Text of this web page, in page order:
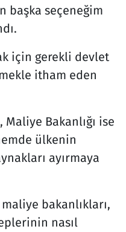
başka seçeneğim
için gerekli devlet
itham eden
Maliye Bakanlığı ise
ülkenin
ayırmaya
bakanlıkları,
nasıl